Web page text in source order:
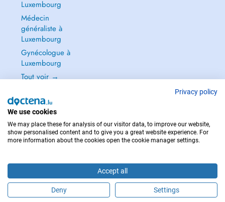
Luxembourg
Médecin
généraliste à
Luxembourg
Gynécologue à
Luxembourg
Tout voir →
POUR LES URGENCES, CONSULTEZ : 112
Copyright © 2026 - DOCTENA S.A. 42, Rue de la Vallée, L-2661 Luxembourg
Privacy policy
We use cookies
We may place these for analysis of our visitor data, to improve our website,
show personalised content and to give you a great website experience. For
more information about the cookies open the cookie manager settings.
Accept all
Deny Settings